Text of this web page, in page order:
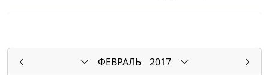
ФЕВРАЛЬ
2017